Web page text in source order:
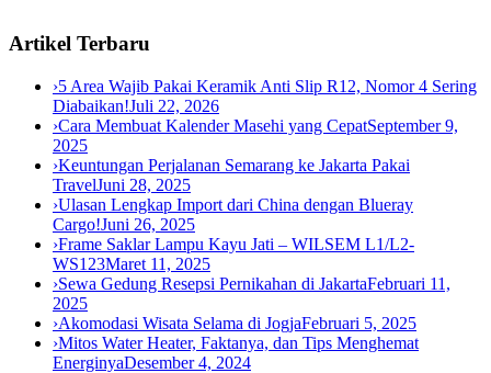
Artikel Terbaru
›5 Area Wajib Pakai Keramik Anti Slip R12, Nomor 4 Sering
Diabaikan!Juli 22, 2026
›Cara Membuat Kalender Masehi yang CepatSeptember 9,
2025
›Keuntungan Perjalanan Semarang ke Jakarta Pakai
TravelJuni 28, 2025
›Ulasan Lengkap Import dari China dengan Blueray
Cargo!Juni 26, 2025
›Frame Saklar Lampu Kayu Jati – WILSEM L1/L2-
WS123Maret 11, 2025
›Sewa Gedung Resepsi Pernikahan di JakartaFebruari 11,
2025
›Akomodasi Wisata Selama di JogjaFebruari 5, 2025
›Mitos Water Heater, Faktanya, dan Tips Menghemat
EnerginyaDesember 4, 2024